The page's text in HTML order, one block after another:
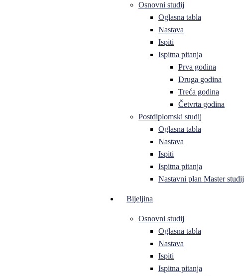
Osnovni studij
Oglasna tabla
Nastava
Ispiti
Ispitna pitanja
Prva godina
Druga godina
Treća godina
Četvrta godina
Postdiplomski studij
Oglasna tabla
Nastava
Ispiti
Ispitna pitanja
Nastavni plan Master studij
Bijeljina
Osnovni studij
Oglasna tabla
Nastava
Ispiti
Ispitna pitanja